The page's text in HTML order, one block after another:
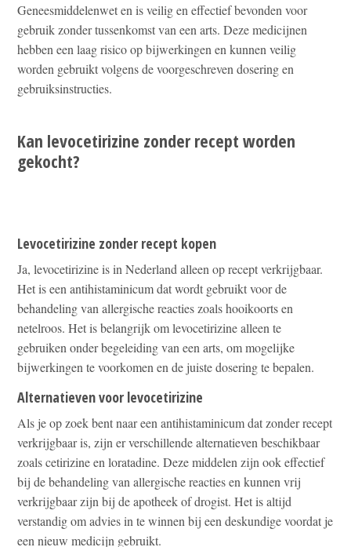
Geneesmiddelenwet en is veilig en effectief bevonden voor
gebruik zonder tussenkomst van een arts. Deze medicijnen
hebben een laag risico op bijwerkingen en kunnen veilig
worden gebruikt volgens de voorgeschreven dosering en
gebruiksinstructies.
Kan levocetirizine zonder recept worden
gekocht?
Levocetirizine zonder recept kopen
Ja, levocetirizine is in Nederland alleen op recept verkrijgbaar.
Het is een antihistaminicum dat wordt gebruikt voor de
behandeling van allergische reacties zoals hooikoorts en
netelroos. Het is belangrijk om levocetirizine alleen te
gebruiken onder begeleiding van een arts, om mogelijke
bijwerkingen te voorkomen en de juiste dosering te bepalen.
Alternatieven voor levocetirizine
Als je op zoek bent naar een antihistaminicum dat zonder recept
verkrijgbaar is, zijn er verschillende alternatieven beschikbaar
zoals cetirizine en loratadine. Deze middelen zijn ook effectief
bij de behandeling van allergische reacties en kunnen vrij
verkrijgbaar zijn bij de apotheek of drogist. Het is altijd
verstandig om advies in te winnen bij een deskundige voordat je
een nieuw medicijn gebruikt.